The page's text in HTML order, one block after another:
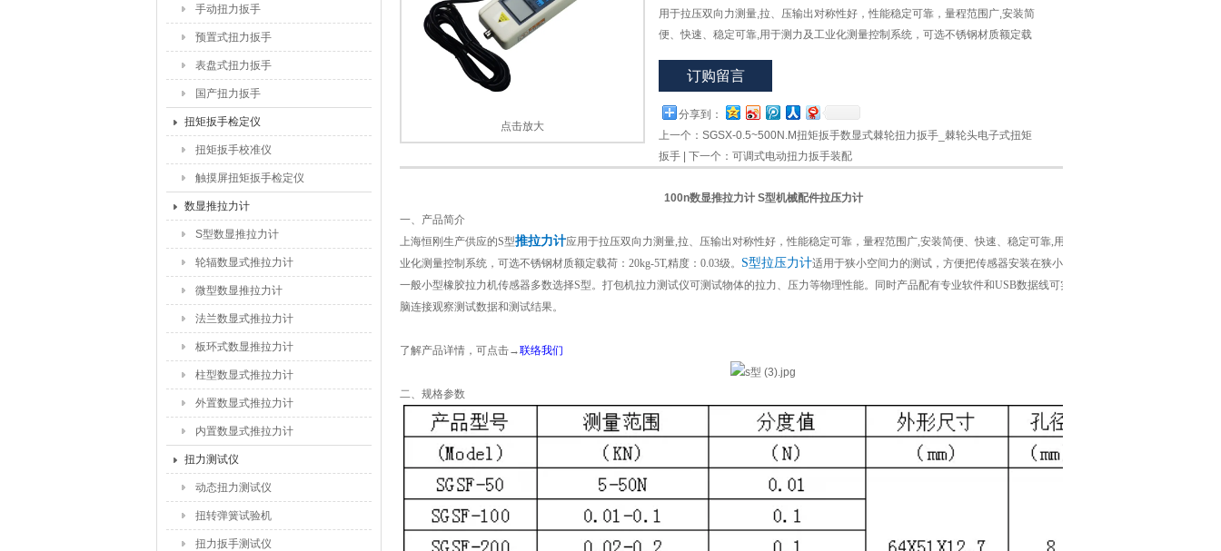
手动扭力扳手
预置式扭力扳手
表盘式扭力扳手
国产扭力扳手
扭矩扳手检定仪
扭矩扳手校准仪
触摸屏扭矩扳手检定仪
数显推拉力计
S型数显推拉力计
轮辐数显式推拉力计
微型数显推拉力计
法兰数显式推拉力计
板环式数显推拉力计
柱型数显式推拉力计
外置数显式推拉力计
内置数显式推拉力计
扭力测试仪
动态扭力测试仪
扭转弹簧试验机
扭力扳手测试仪
点击放大
用于拉压双向力测量,拉、压输出对称性好，性能稳定可靠，量程范围广,安装简
便、快速、稳定可靠,用于测力及工业化测量控制系统，可选不锈钢材质额定载
订购留言
分享到：
上一个： SGSX-0.5~500N.M扭矩扳手数显式棘轮扭力扳手_棘轮头电子式扭矩
扳手 | 下一个： 可调式电动扭力扳手装配
100n数显推拉力计 S型机械配件拉压力计
一、产品简介
上海恒刚生产供应的S型推拉力计应用于拉压双向力测量,拉、压输出对称性好，性能稳定可靠，量程范围广,安装简便、快速、稳定可靠,用于测力及工
业化测量控制系统，可选不锈钢材质额定载荷：20kg-5T,精度：0.03级。 S型拉压力计适用于狭小空间力的测试，方便把传感器安装在狭小空间便用，
一般小型橡胶拉力机传感器多数选择S型。打包机拉力测试仪可测试物体的拉力、压力等物理性能。同时产品配有专业软件和USB数据线可实现仪器和电
脑连接观察测试数据和测试结果。
了解产品详情，可点击→联络我们
二、规格参数